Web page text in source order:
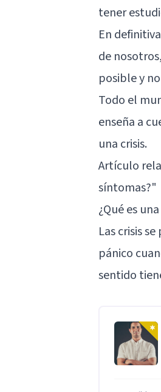
tener
En
de
posible y
Todo el
enseña a
una crisis.
Artículo
síntomas?"
¿Qué es
Las crisis
pánico
sentido